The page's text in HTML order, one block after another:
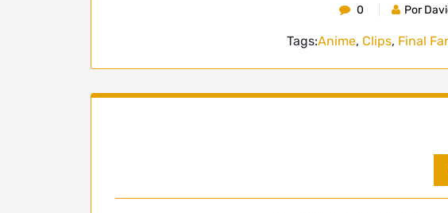
0 Por
Tags:Anime, Clips, Final